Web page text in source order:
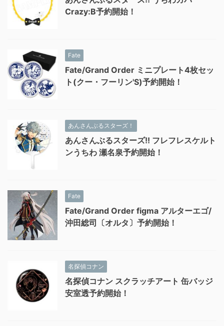
Crazy:B予約開始！
Fate
Fate/Grand Order ミニプレート4枚セッ
ト(クー・フーリン'S)予約開始！
あんさんぶるスターズ！
あんさんぶるスターズ!! フレフレスケルト
ンうちわ 瀬名泉予約開始！
Fate
Fate/Grand Order figma アルターエゴ/
沖田総司〔オルタ〕予約開始！
名探偵コナン
名探偵コナン スクラッチアート 缶バッジ
安室透予約開始！